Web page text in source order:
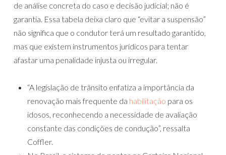
de análise concreta do caso e decisão judicial; não é
garantia. Essa tabela deixa claro que “evitar a suspensão”
não significa que o condutor terá um resultado garantido,
mas que existem instrumentos jurídicos para tentar
afastar uma penalidade injusta ou irregular.
“A legislação de trânsito enfatiza a importância da
renovação mais frequente da habilitação para os
idosos, reconhecendo a necessidade de avaliação
constante das condições de condução”, ressalta
Coffler.